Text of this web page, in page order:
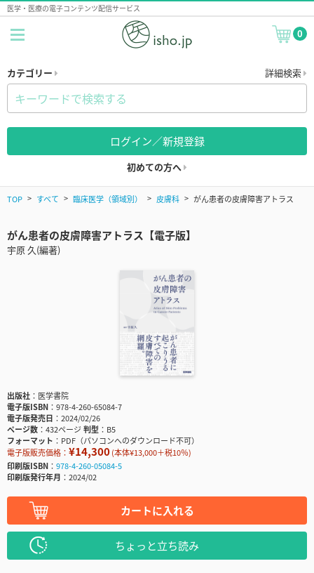
医学・医療の電子コンテンツ配信サービス
0
カテゴリー 詳細検索
ログイン／新規登録
初めての方へ
TOP すべて 臨床医学（領域別） 皮膚科 がん患者の皮膚障害アトラス
がん患者の皮膚障害アトラス【電子版】
宇原 久(編著)
出版社
医学書院
電子版ISBN
978-4-260-65084-7
電子版発売日
2024/02/26
ページ数
432ページ判型
B5
フォーマット
PDF（パソコンへのダウンロード不可）
電子版販売価格： ¥14,300(本体¥13,000＋税10％)
印刷版ISBN
978-4-260-05084-5
印刷版発行年月
2024/02
カートに入れる
ちょっと立ち読み